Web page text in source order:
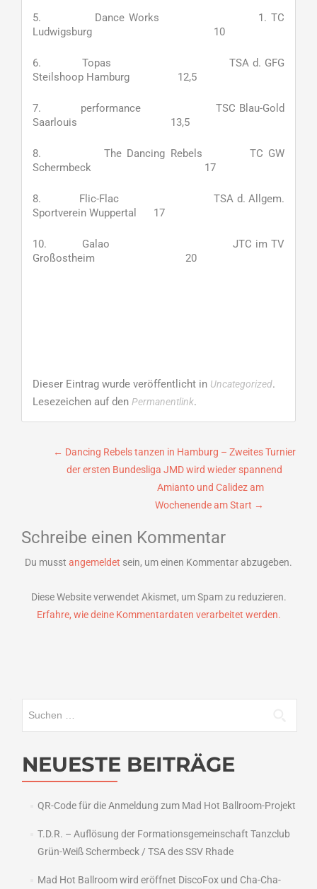
5. Dance Works 1. TC
Ludwigsburg 10
6. Topas TSA d. GFG
Steilshoop Hamburg 12,5
7. performance TSC Blau-Gold
Saarlouis 13,5
8. The Dancing Rebels TC GW
Schermbeck 17
8. Flic-Flac TSA d. Allgem.
Sportverein Wuppertal 17
10. Galao JTC im TV
Großostheim 20
Dieser Eintrag wurde veröffentlicht in Uncategorized.
Lesezeichen auf den Permanentlink.
Beitragsnavigation
← Dancing Rebels tanzen in Hamburg – Zweites Turnier
der ersten Bundesliga JMD wird wieder spannend
Amianto und Calidez am
Wochenende am Start →
Schreibe einen Kommentar
Du musst angemeldet sein, um einen Kommentar abzugeben.
Diese Website verwendet Akismet, um Spam zu reduzieren.
Erfahre, wie deine Kommentardaten verarbeitet werden.
NEUESTE BEITRÄGE
QR-Code für die Anmeldung zum Mad Hot Ballroom-Projekt
T.D.R. – Auflösung der Formationsgemeinschaft Tanzclub
Grün-Weiß Schermbeck / TSA des SSV Rhade
Mad Hot Ballroom wird eröffnet DiscoFox und Cha-Cha-